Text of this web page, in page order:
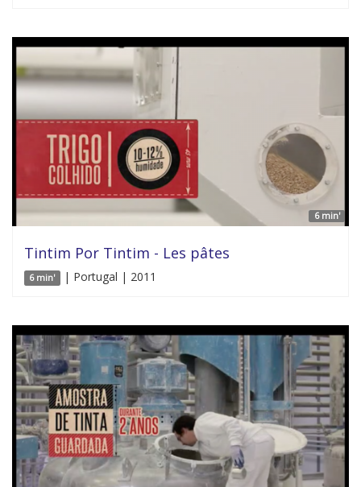
6 min'
Tintim Por Tintim - Les pâtes
6 min' | Portugal | 2011